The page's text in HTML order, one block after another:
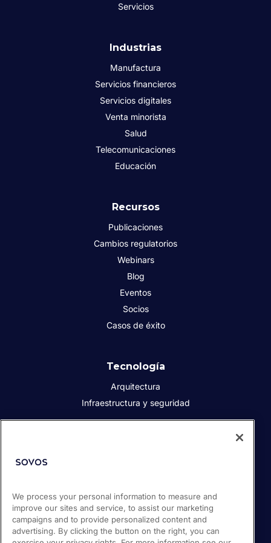
Servicios
Industrias
Manufactura
Servicios financieros
Servicios digitales
Venta minorista
Salud
Telecomunicaciones
Educación
Recursos
Publicaciones
Cambios regulatorios
Webinars
Blog
Eventos
Socios
Casos de éxito
Tecnología
Arquitectura
Infraestructura y seguridad
Prensa
Empleos
Soporte / Portal de clientes
We process your personal information to measure and
improve our sites and service, to assist our marketing
campaigns and to provide personalized content and
advertising. By clicking the button on the right, you can